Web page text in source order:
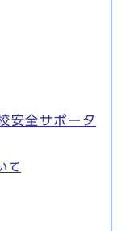
安全サポータ
て